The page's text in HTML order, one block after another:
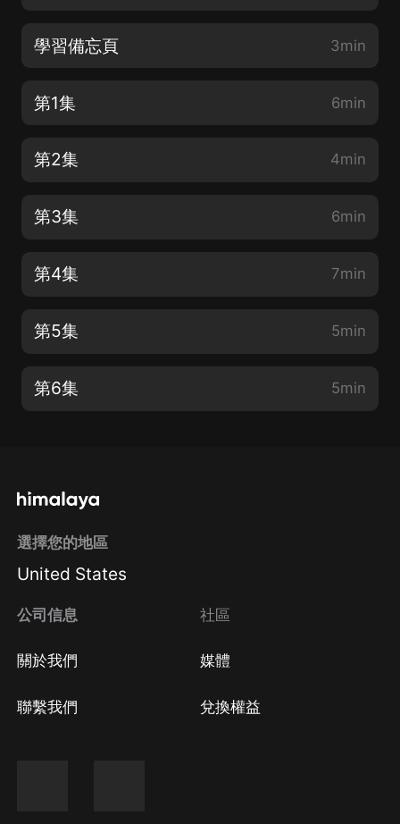
學習備忘頁 3min
第1集 6min
第2集 4min
第3集 6min
第4集 7min
第5集 5min
第6集 5min
選擇您的地區
United States
公司信息
關於我們
聯繫我們
社區
媒體
兌換權益